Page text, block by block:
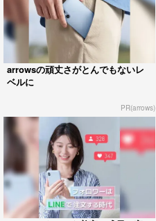
arrowsの頑丈さがとんでもないレ
ベルに
PR(arrows)